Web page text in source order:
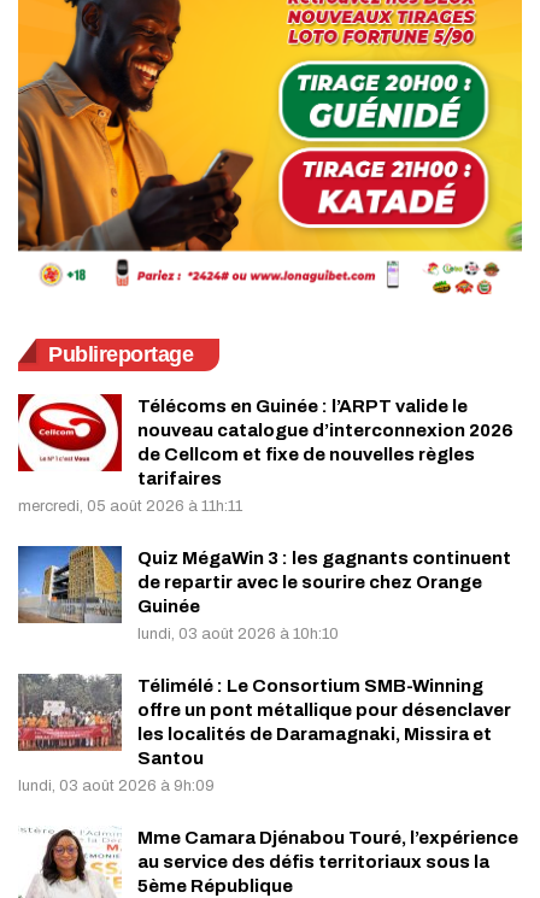
Publireportage
Télécoms en Guinée : l’ARPT valide le
nouveau catalogue d’interconnexion 2026
de Cellcom et fixe de nouvelles règles
tarifaires
mercredi, 05 août 2026 à 11h:11
Quiz MégaWin 3 : les gagnants continuent
de repartir avec le sourire chez Orange
Guinée
lundi, 03 août 2026 à 10h:10
Télimélé : Le Consortium SMB-Winning
offre un pont métallique pour désenclaver
les localités de Daramagnaki, Missira et
Santou
lundi, 03 août 2026 à 9h:09
Mme Camara Djénabou Touré, l’expérience
au service des défis territoriaux sous la
5ème République